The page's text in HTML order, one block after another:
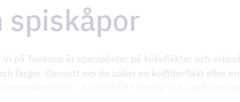
spiskåpor
på Tovenco är specialister på köksfläktar och
färger. Oavsett om du söker en kolfilterfläkt eller en